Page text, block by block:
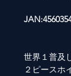
世界１普及
２ピースホ